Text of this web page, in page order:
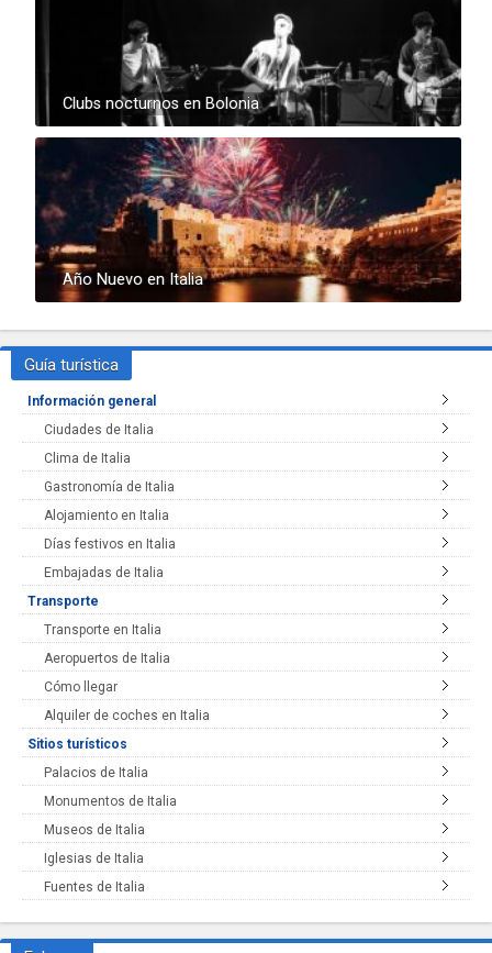
Clubs nocturnos en Bolonia
Año Nuevo en Italia
Guía turística
Información general
Ciudades de Italia
Clima de Italia
Gastronomía de Italia
Alojamiento en Italia
Días festivos en Italia
Embajadas de Italia
Transporte
Transporte en Italia
Aeropuertos de Italia
Cómo llegar
Alquiler de coches en Italia
Sitios turísticos
Palacios de Italia
Monumentos de Italia
Museos de Italia
Iglesias de Italia
Fuentes de Italia